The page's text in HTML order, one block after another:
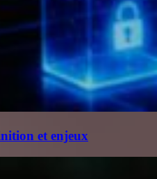
et enjeux